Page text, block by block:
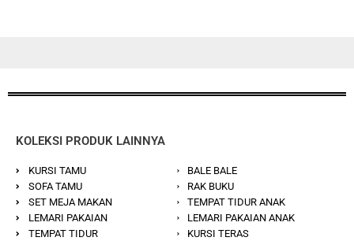
KOLEKSI PRODUK LAINNYA
KURSI TAMU
SOFA TAMU
SET MEJA MAKAN
LEMARI PAKAIAN
TEMPAT TIDUR
BALE BALE
RAK BUKU
TEMPAT TIDUR ANAK
LEMARI PAKAIAN ANAK
KURSI TERAS